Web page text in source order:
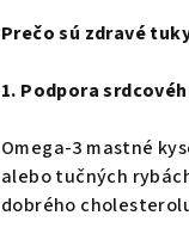
Prečo sú zdravé
1. Podpora
Omega-3 mastné
alebo tučných
dobrého